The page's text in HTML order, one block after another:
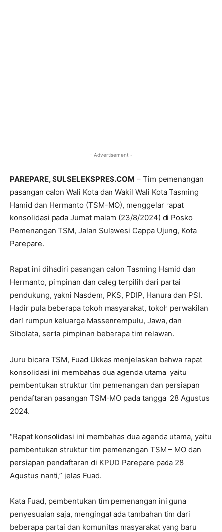
- Advertisement -
PAREPARE, SULSELEKSPRES.COM – Tim pemenangan
pasangan calon Wali Kota dan Wakil Wali Kota Tasming
Hamid dan Hermanto (TSM-MO), menggelar rapat
konsolidasi pada Jumat malam (23/8/2024) di Posko
Pemenangan TSM, Jalan Sulawesi Cappa Ujung, Kota
Parepare.
Rapat ini dihadiri pasangan calon Tasming Hamid dan
Hermanto, pimpinan dan caleg terpilih dari partai
pendukung, yakni Nasdem, PKS, PDIP, Hanura dan PSI.
Hadir pula beberapa tokoh masyarakat, tokoh perwakilan
dari rumpun keluarga Massenrempulu, Jawa, dan
Sibolata, serta pimpinan beberapa tim relawan.
Juru bicara TSM, Fuad Ukkas menjelaskan bahwa rapat
konsolidasi ini membahas dua agenda utama, yaitu
pembentukan struktur tim pemenangan dan persiapan
pendaftaran pasangan TSM-MO pada tanggal 28 Agustus
2024.
“Rapat konsolidasi ini membahas dua agenda utama, yaitu
pembentukan struktur tim pemenangan TSM – MO dan
persiapan pendaftaran di KPUD Parepare pada 28
Agustus nanti,” jelas Fuad.
Kata Fuad, pembentukan tim pemenangan ini guna
penyesuaian saja, mengingat ada tambahan tim dari
beberapa partai dan komunitas masyarakat yang baru